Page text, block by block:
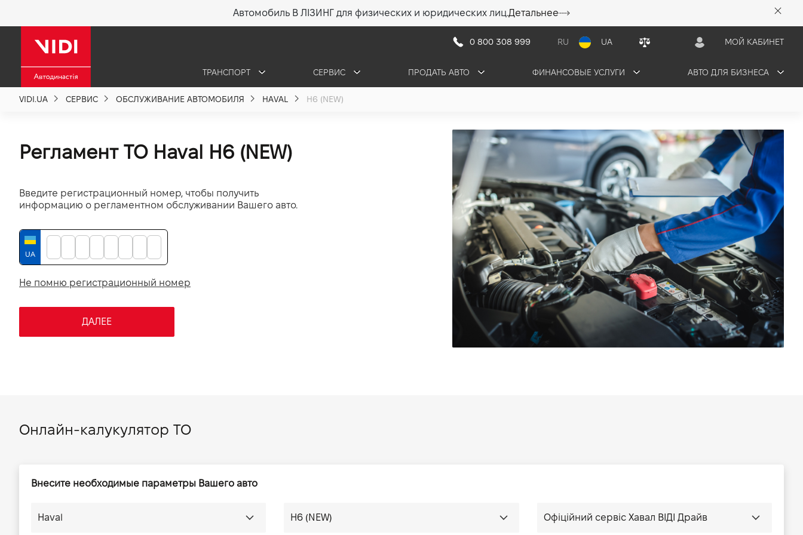
Автомобиль В ЛІЗИНГ для физических и юридических лиц.Детальнее
0 800 308 999 RU UA МОЙ КАБИНЕТ
ТРАНСПОРТ СЕРВИС ПРОДАТЬ АВТО ФИНАНСОВЫЕ УСЛУГИ АВТО ДЛЯ БИЗНЕСА
VIDI.UA СЕРВИС ОБСЛУЖИВАНИЕ АВТОМОБИЛЯ HAVAL H6 (NEW)
Регламент ТО Haval H6 (NEW)
Введите регистрационный номер, чтобы получить
информацию о регламентном обслуживании Вашего авто.
Не помню регистрационный номер
ДАЛЕЕ
Онлайн-калукулятор ТО
Внесите необходимые параметры Вашего авто
О компании
Политика качества
Вакансии
VIDI Карьера
Контакты